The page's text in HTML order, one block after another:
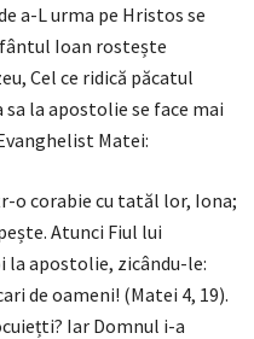
a-L urma pe Hristos se
Ioan rostește
Cel ce ridică păcatul
sa la apostolie se face mai
Matei:
o corabie cu tatăl lor, Iona;
Atunci Fiul lui
la apostolie, zicându-le:
de oameni! (Matei 4, 19).
Iar Domnul i-a